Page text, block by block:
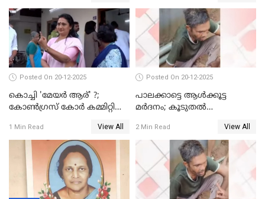
Posted On 20-12-2025
കൊച്ചി 'മേയർ ആര്' ?;
കോണ്‍ഗ്രസ് കോര്‍ കമ്മിറ്റി
1 Min Read View All
Posted On 20-12-2025
പാലക്കാട്ടെ ആള്‍ക്കൂട്ട
മര്‍ദനം; കൂടുതല്‍
അംഗ സംഘമെന്ന് വിവരം
2 Min Read View All